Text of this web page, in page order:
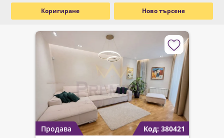
Коригиране Ново търсене
Продава Код: 380421